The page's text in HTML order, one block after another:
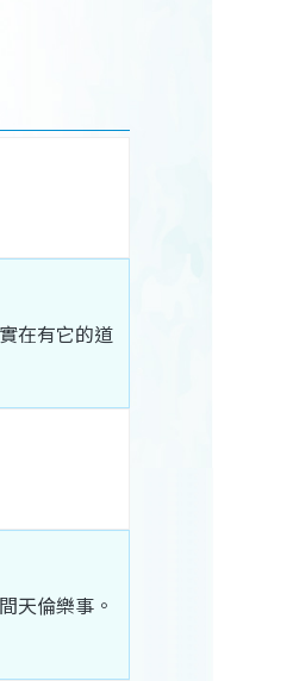
實在有它的道
間天倫樂事 。